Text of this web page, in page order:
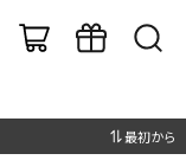
最初から